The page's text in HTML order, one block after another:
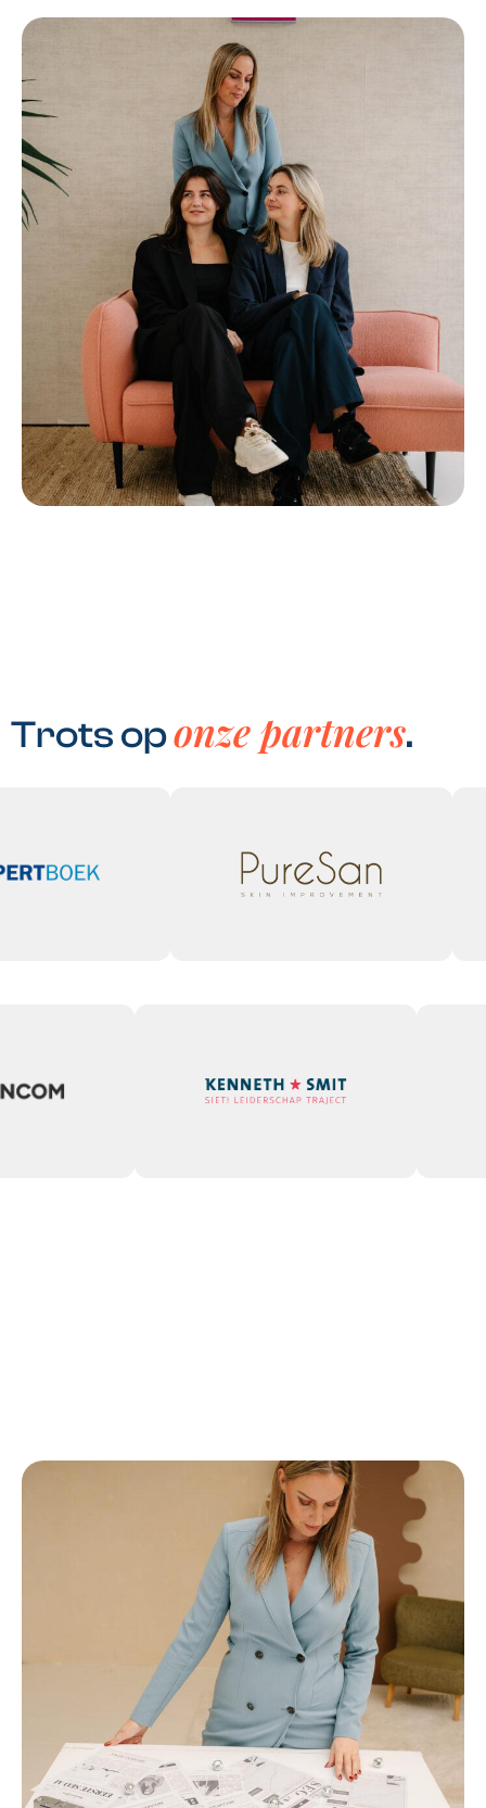
Trots oponze partners.